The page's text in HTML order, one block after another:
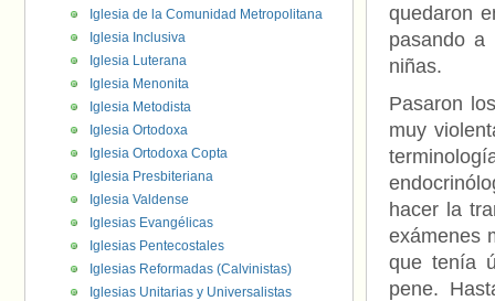
quedaron
pasando
niñas.
Pasaron
muy
hacer la
exámenes
que tenía
pene.
Iglesia de la Comunidad Metropolitana
Iglesia Inclusiva
Iglesia Luterana
Iglesia Menonita
Iglesia Metodista
Iglesia Ortodoxa
Iglesia Ortodoxa Copta
Iglesia Presbiteriana
Iglesia Valdense
Iglesias Evangélicas
Iglesias Pentecostales
Iglesias Reformadas (Calvinistas)
Iglesias Unitarias y Universalistas